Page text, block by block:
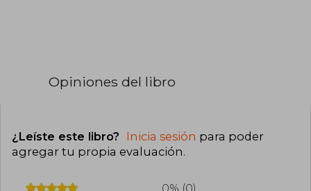
2017.
(2009), explorando diversos géneros, desde el
drama hasta la comedia.
Opiniones del libro
¿Leíste este libro? Inicia sesión para poder
agregar tu propia evaluación.